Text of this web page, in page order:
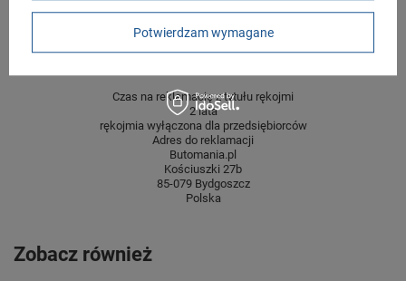
centymetrach
Więcej
Czas na reklamację z tytułu rękojmi
2 lata
rękojmia wyłączona dla przedsiębiorców
Adres do reklamacji
Butomania.pl
Kościuszki 27b
85-079 Bydgoszcz
Polska
Zobacz również
Potwierdzam wymagane